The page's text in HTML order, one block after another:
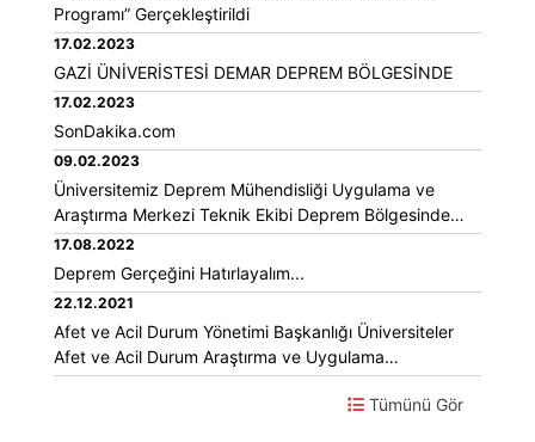
Programı” Gerçekleştirildi
17.02.2023
GAZİ ÜNİVERİSTESİ DEMAR DEPREM BÖLGESİNDE
17.02.2023
SonDakika.com
09.02.2023
Üniversitemiz Deprem Mühendisliği Uygulama ve
Araştırma Merkezi Teknik Ekibi Deprem Bölgesinde
Çalışmalarına Devam Ediyor
17.08.2022
Deprem Gerçeğini Hatırlayalım...
22.12.2021
Afet ve Acil Durum Yönetimi Başkanlığı Üniversiteler
Afet ve Acil Durum Araştırma ve Uygulama
Değerlendirme Toplantısı
Tümünü Gör